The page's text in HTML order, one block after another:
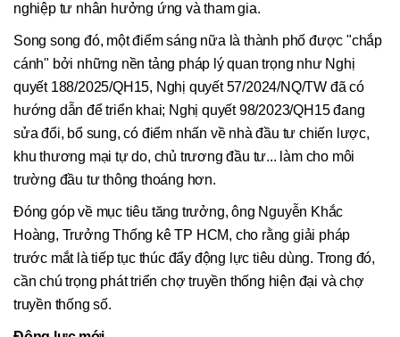
nghiệp tư nhân hưởng ứng và tham gia.
Song song đó, một điểm sáng nữa là thành phố được "chắp
cánh" bởi những nền tảng pháp lý quan trọng như Nghị
quyết 188/2025/QH15, Nghị quyết 57/2024/NQ/TW đã có
hướng dẫn để triển khai; Nghị quyết 98/2023/QH15 đang
sửa đổi, bổ sung, có điểm nhấn về nhà đầu tư chiến lược,
khu thương mại tự do, chủ trương đầu tư... làm cho môi
trường đầu tư thông thoáng hơn.
Đóng góp về mục tiêu tăng trưởng, ông Nguyễn Khắc
Hoàng, Trưởng Thống kê TP HCM, cho rằng giải pháp
trước mắt là tiếp tục thúc đẩy động lực tiêu dùng. Trong đó,
cần chú trọng phát triển chợ truyền thống hiện đại và chợ
truyền thống số.